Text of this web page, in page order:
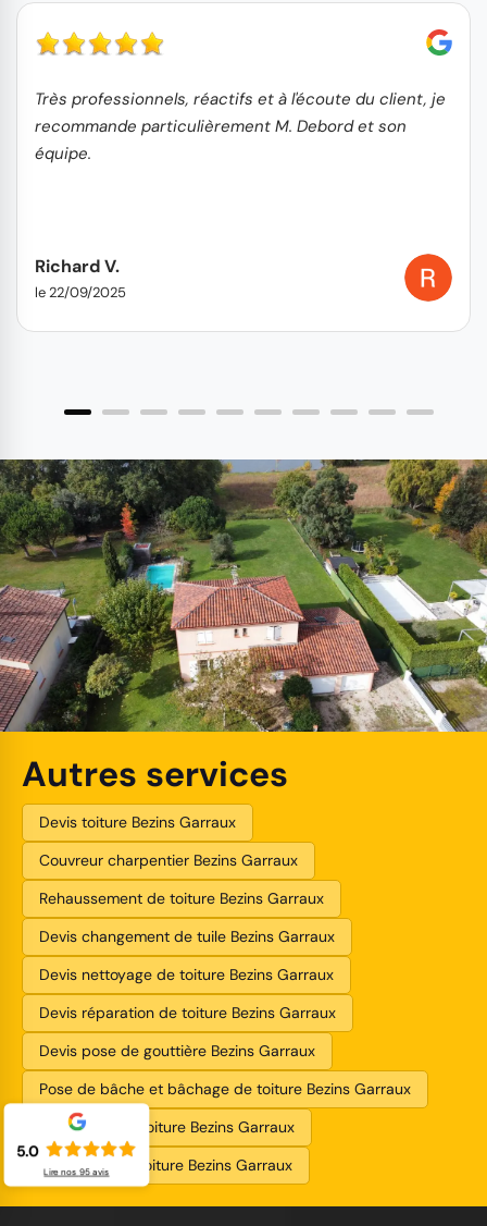
Très professionnels, réactifs et à l'écoute du client, je
recommande particulièrement M. Debord et son
équipe.
Richard V.
le 22/09/2025
Autres services
Devis toiture Bezins Garraux
Couvreur charpentier Bezins Garraux
Rehaussement de toiture Bezins Garraux
Devis changement de tuile Bezins Garraux
Devis nettoyage de toiture Bezins Garraux
Devis réparation de toiture Bezins Garraux
Devis pose de gouttière Bezins Garraux
Pose de bâche et bâchage de toiture Bezins Garraux
Devis fuite de toiture Bezins Garraux
Entreprise de toiture Bezins Garraux
5.0
Lire nos 95avis